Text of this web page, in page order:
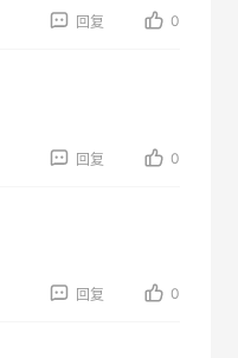
回复 0
回复 0
回复 0